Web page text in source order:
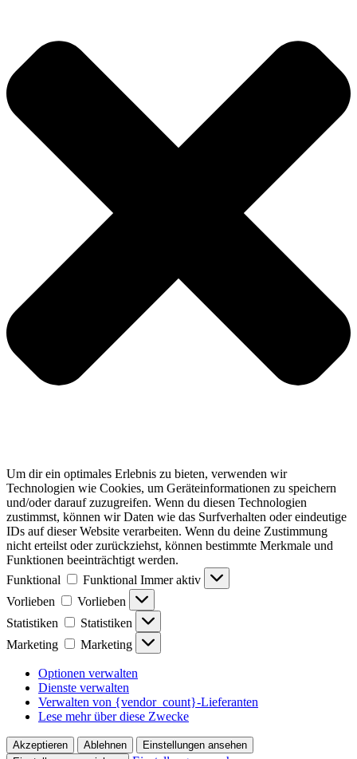
Um dir ein optimales Erlebnis zu bieten, verwenden wir
Technologien wie Cookies, um Geräteinformationen zu speichern
und/oder darauf zuzugreifen. Wenn du diesen Technologien
zustimmst, können wir Daten wie das Surfverhalten oder eindeutige
IDs auf dieser Website verarbeiten. Wenn du deine Zustimmung
nicht erteilst oder zurückziehst, können bestimmte Merkmale und
Funktionen beeinträchtigt werden.
Funktional
Funktional Immer aktiv
Vorlieben
Vorlieben
Statistiken
Statistiken
Marketing
Marketing
Optionen verwalten
Dienste verwalten
Verwalten von {vendor_count}-Lieferanten
Lese mehr über diese Zwecke
Akzeptieren Ablehnen
Einstellungen ansehen